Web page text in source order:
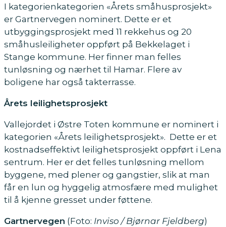
I kategorienkategorien «Årets småhusprosjekt»
er Gartnervegen nominert. Dette er et
utbyggingsprosjekt med 11 rekkehus og 20
småhusleiligheter oppført på Bekkelaget i
Stange kommune. Her finner man felles
tunløsning og nærhet til Hamar. Flere av
boligene har også takterrasse.
Årets leilighetsprosjekt
Vallejordet i Østre Toten kommune er nominert i
kategorien «Årets leilighetsprosjekt». Dette er et
kostnadseffektivt leilighetsprosjekt oppført i Lena
sentrum. Her er det felles tunløsning mellom
byggene, med plener og gangstier, slik at man
får en lun og hyggelig atmosfære med mulighet
til å kjenne gresset under føttene.
Gartnervegen (Foto: Inviso / Bjørnar Fjeldberg)